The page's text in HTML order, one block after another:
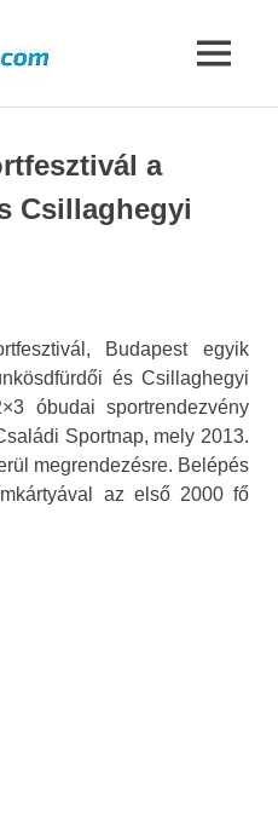
MENU
a
Csillaghegyi
Budapest egyik
és Csillaghegyi
óbudai sportrendezvény
Sportnap, mely 2013.
megrendezésre. Belépés
az első 2000 fő